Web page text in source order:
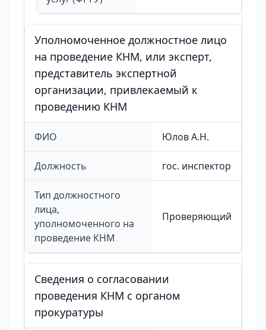
Уполномоченное должностное лицо
на проведение КНМ, или эксперт,
представитель экспертной
организации, привлекаемый к
проведению КНМ
ФИО Юлов А.Н.
Должность гос. инспектор
Тип должностного
лица,
уполномоченного на
проведение КНМ
Проверяющий
Сведения о согласовании
проведения КНМ с органом
прокуратуры